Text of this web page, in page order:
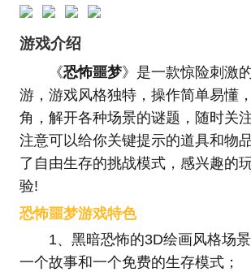
游戏介绍
《恐怖噩梦》是一款惊险刺激
游，游戏风格独特，操作简单易懂
角，解开各种场景的谜题，随时关
注意可以给你关键提示的道具和物
了自由生存的挑战模式，感兴趣的
验!
恐怖噩梦游戏特色
1、黑暗恐怖的3D绘画风格场
一个故事和一个免费的生存模式；